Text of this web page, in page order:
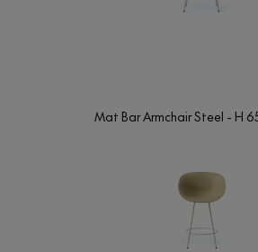
Mat Bar Armchair Steel - H